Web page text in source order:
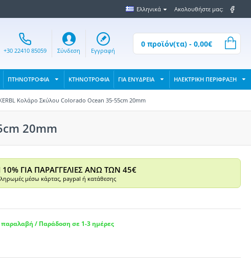
Ελληνικά Ακολουθήστε μας:
+30 22410 85059 Σύνδεση Εγγραφή
0 προϊόν(τα) - 0,00€
ΠΤΗΝΟΤΡΟΦΙΑ ΚΤΗΝΟΤΡΟΦΙΑ ΓΙΑ ΕΝΥΔΡΕΙΑ ΗΛΕΚΤΡΙΚΗ ΠΕΡΙΦΡΑΞΗ
Κολάρο Σκύλου Colorado Ocean 35-55cm 20mm
20mm
ΓΙΑ ΠΑΡΑΓΓΕΛΙΕΣ ΑΝΩ ΤΩΝ 45€
μέσω κάρτας, paypal ή κατάθεσης
/ Παράδοση σε 1-3 ημέρες